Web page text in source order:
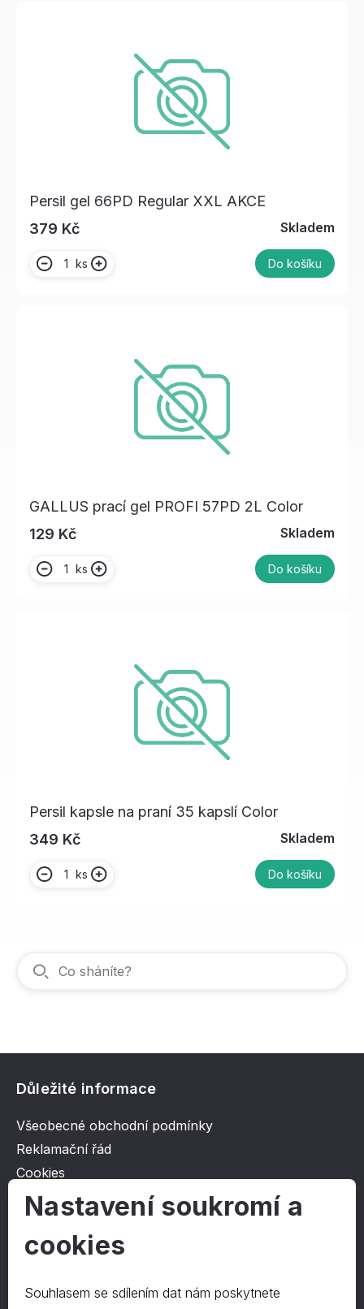
Persil gel 66PD Regular XXL AKCE
379 Kč
Skladem
ks Do košíku
GALLUS prací gel PROFI 57PD 2L Color
129 Kč
Skladem
ks Do košíku
Persil kapsle na praní 35 kapslí Color
349 Kč
Skladem
ks Do košíku
Důležité informace
Všeobecné obchodní podmínky
Reklamační řád
Cookies
Ochrana osobních údajů
O společnosti
Kontakt
Nastavení soukromí a
cookies
Souhlasem se sdílením dat nám poskytnete